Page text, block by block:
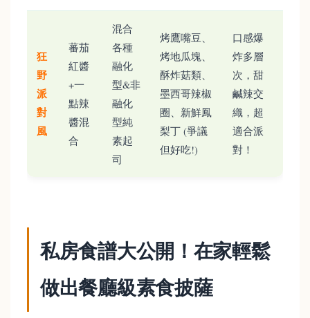
狂
野
派
對
風
蕃茄
紅醬
+一
點辣
醬混
合
混合
各種
融化
型&非
融化
型純
素起
司
烤鷹嘴豆、
烤地瓜塊、
酥炸菇類、
墨西哥辣椒
圈、新鮮鳳
梨丁 (爭議
但好吃!)
口感爆
炸多層
次，甜
鹹辣交
織，超
適合派
對！
私房食譜大公開！在家輕鬆
做出餐廳級素食披薩